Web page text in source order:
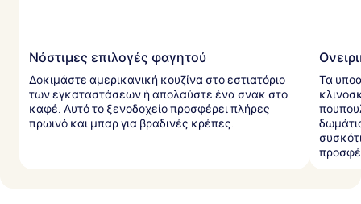
Νόστιμες επιλογές φαγητού
Δοκιμάστε αμερικανική κουζίνα στο εστιατόριο
των εγκαταστάσεων ή απολαύστε ένα σνακ στο
καφέ. Αυτό το ξενοδοχείο προσφέρει πλήρες
πρωινό και μπαρ για βραδινές κρέπες.
Τα